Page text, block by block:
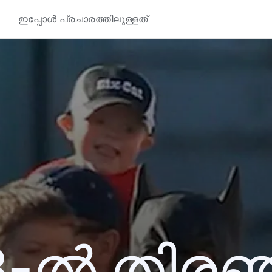
ഇപ്പോൾ പ്രചാരത്തിലുള്ളത്